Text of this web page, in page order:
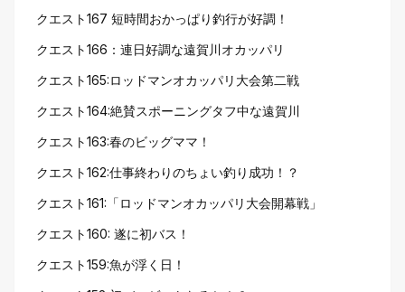
クエスト167 短時間おかっぱり釣行が好調！
クエスト166：連日好調な遠賀川オカッパリ
クエスト165:ロッドマンオカッパリ大会第二戦
クエスト164:絶賛スポーニングタフ中な遠賀川
クエスト163:春のビッグママ！
クエスト162:仕事終わりのちょい釣り成功！？
クエスト161:「ロッドマンオカッパリ大会開幕戦」
クエスト160: 遂に初バス！
クエスト159:魚が浮く日！